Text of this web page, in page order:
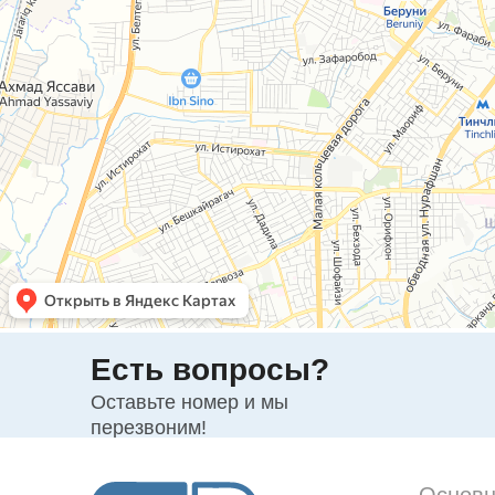
Есть вопросы?
Оставьте номер и мы
перезвоним!